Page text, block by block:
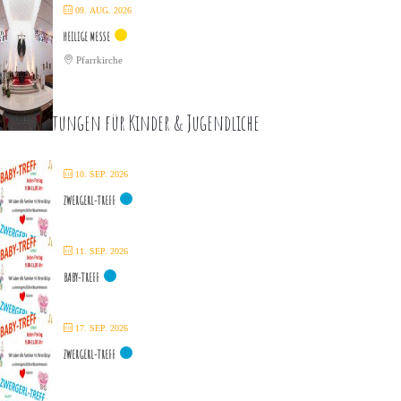
09. AUG. 2026
HEILIGE MESSE
Pfarrkirche
für Kinder & Jugendliche
10. SEP. 2026
ZWERGERL-TREFF
11. SEP. 2026
BABY-TREFF
17. SEP. 2026
ZWERGERL-TREFF